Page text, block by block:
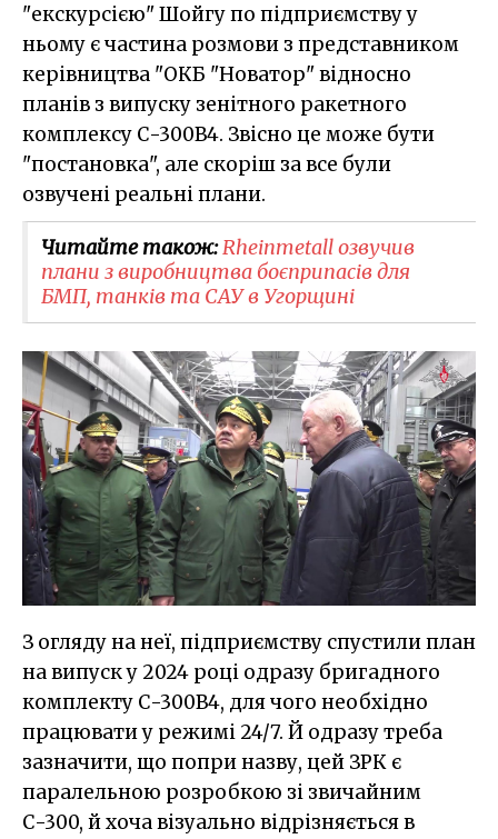
"екскурсією" Шойгу по підприємству у
ньому є частина розмови з представником
керівництва "ОКБ "Новатор" відносно
планів з випуску зенітного ракетного
комплексу С-300В4. Звісно це може бути
"постановка", але скоріш за все були
озвучені реальні плани.
Читайте також:Rheinmetall озвучив
плани з виробництва боєприпасів для
БМП, танків та САУ в Угорщині
З огляду на неї, підприємству спустили план
на випуск у 2024 році одразу бригадного
комплекту С-300В4, для чого необхідно
працювати у режимі 24/7. Й одразу треба
зазначити, що попри назву, цей ЗРК є
паралельною розробкою зі звичайним
С-300, й хоча візуально відрізняється в